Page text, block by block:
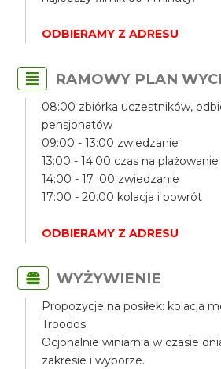
ODBIERAMY Z ADRESU
RAMOWY PLAN
08:00 zbiórka uczestników,
pensjonatów
09:00 - 13:00 zwiedzanie
13:00 - 14:00 czas na plażowanie
14:00 - 17 :00 zwiedzanie
17:00 - 20.00 kolacja i powrót
ODBIERAMY Z ADRESU
WYŻYWIENIE
Propozycje na posiłek: kolacja
Troodos.
Ocjonalnie winiarnia w czasie
zakresie i wyborze.